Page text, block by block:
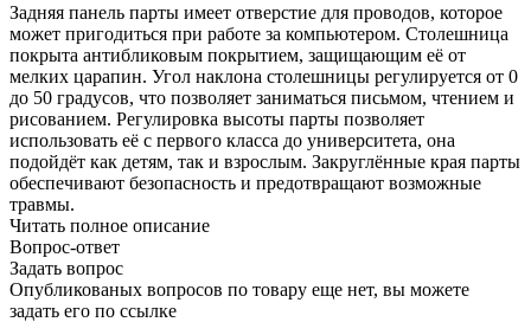
Задняя панель парты имеет отверстие для проводов, которое
может пригодиться при работе за компьютером. Столешница
покрыта антибликовым покрытием, защищающим её от
мелких царапин. Угол наклона столешницы регулируется от 0
до 50 градусов, что позволяет заниматься письмом, чтением и
рисованием. Регулировка высоты парты позволяет
использовать её с первого класса до университета, она
подойдёт как детям, так и взрослым. Закруглённые края парты
обеспечивают безопасность и предотвращают возможные
травмы.
Читать полное описание
Вопрос-ответ
Задать вопрос
Опубликованых вопросов по товару еще нет, вы можете
задать его по ссылке